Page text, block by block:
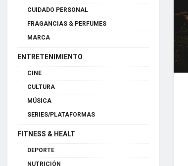
CUIDADO PERSONAL
FRAGANCIAS & PERFUMES
MARCA
ENTRETENIMIENTO
CINE
CULTURA
MÚSICA
SERIES/PLATAFORMAS
FITNESS & HEALT
DEPORTE
NUTRICIÓN